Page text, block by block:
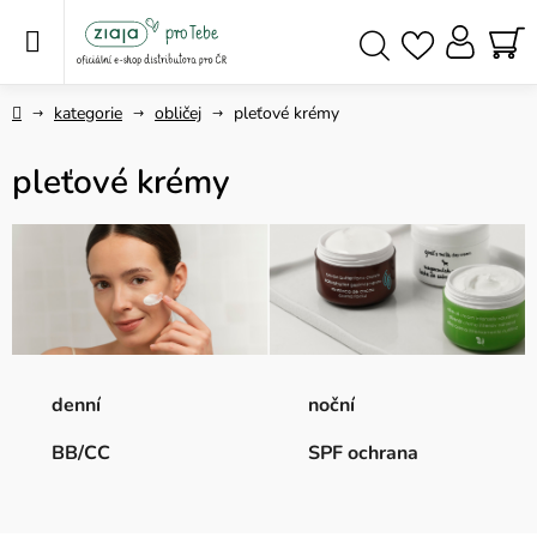
Domůkategorie obličej pleťové krémy
pleťové krémy
denní
noční
BB/CC
SPF ochrana